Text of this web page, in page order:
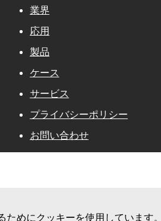
業界
応用
製品
ケース
サービス
プライバシーポリシー
お問い合わせ
めにクッキーを使用しています。